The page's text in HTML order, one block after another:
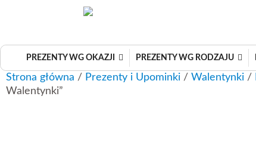
PREZENTY WG OKAZJI PREZENTY WG RODZAJU
Strona główna / Prezenty i Upominki / Walentynki /
Walentynki”